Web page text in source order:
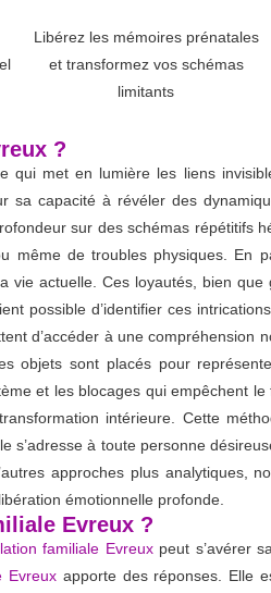
Libérez les mémoires prénatales
et transformez vos schémas
limitants
?
qui met en lumière les liens
sa capacité à révéler des
sur des schémas répétitifs
même de troubles physiques. En
actuelle. Ces loyautés, bien
possible d’identifier ces
d’accéder à une compréhension
objets sont placés pour
et les blocages qui empêchent
intérieure. Cette
s’adresse à toute personne
approches plus analytiques,
émotionnelle profonde.
Evreux ?
familiale Evreuxpeut s’avérer
Evreuxapporte des réponses. Elle